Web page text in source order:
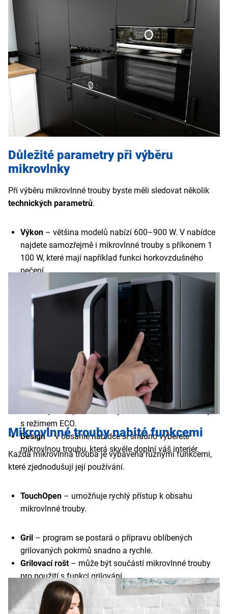
Vestavná mikrovlnka
– jde o oblíbené řešení pro
moderní kuchyně, protože hladce splyne se zbytkem
kuchyňské linky.
Důležité parametry při výběru
mikrovlnky
Při výběru mikrovlnné trouby byste měli sledovat několik
technických parametrů.
Výkon – většina modelů nabízí 600–900 W. V nabídce
najdete samozřejmě i mikrovlnné trouby s příkonem 1
100 W, které mají například funkci horkovzdušného
pečení.
– začíná na 15 l, což stačí na ohřev jídla pro
jednu osobu. U přípravy pokrmů pro celou rodinu vám
přijdou vhod mikrovlnky s objemem až 40 l.
Průměr otočného talíře
– pohybuje se v rozmezí 24–
Rozměry
– volně stojící mikrovlnné trouby mají na
výšku 25–45 cm a šířku 40–60 cm. U vestavných
mikrovlnek se výška pohybuje přibližně od 45 cm a
šířka je běžně 60 cm.
Spotřeba energie
– jde o důležitý údaj, na který byste
se měli při koupi zaměřit. Vybírat můžete i mikrovlnky
s režimem ECO.
Design– v obsáhlé nabídce si snadno vyberete
mikrovlnou troubu, která skvěle doplní váš interiér.
Mikrovlnné trouby nabité funkcemi
Každá mikrovlnná trouba je vybavena různými funkcemi,
které zjednodušují její používání.
TouchOpen – umožňuje rychlý přístup k obsahu
mikrovlnné trouby.
Gril – program se postará o přípravu oblíbených
grilovaných pokrmů snadno a rychle.
Grilovací rošt– může být součástí mikrovlnné trouby
pro použití s funkcí grilování.
Quick Start –spuštění krátkodobého maximálního
výkonu mikrovlnky.